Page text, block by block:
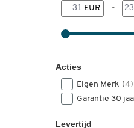
EUR -
Acties
Eigen Merk (4)
Garantie 30
Levertijd